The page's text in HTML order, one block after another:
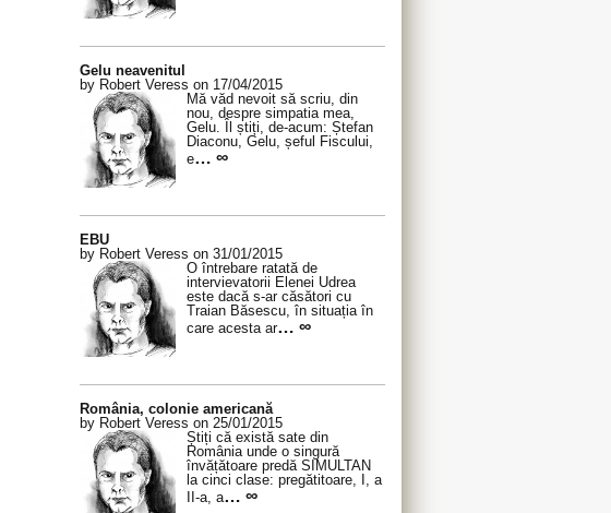
Gelu neavenitul
by Robert Veress on 17/04/2015
Mă văd nevoit să scriu, din
nou, despre simpatia mea,
Gelu. Îl știți, de-acum: Ștefan
Diaconu, Gelu, șeful Fiscului,
e… ∞
EBU
by Robert Veress on 31/01/2015
O întrebare ratată de
intervievatorii Elenei Udrea
este dacă s-ar căsători cu
Traian Băsescu, în situația în
care acesta ar… ∞
România, colonie americană
by Robert Veress on 25/01/2015
Știți că există sate din
România unde o singură
învățătoare predă SIMULTAN
la cinci clase: pregătitoare, I, a
II-a, a… ∞